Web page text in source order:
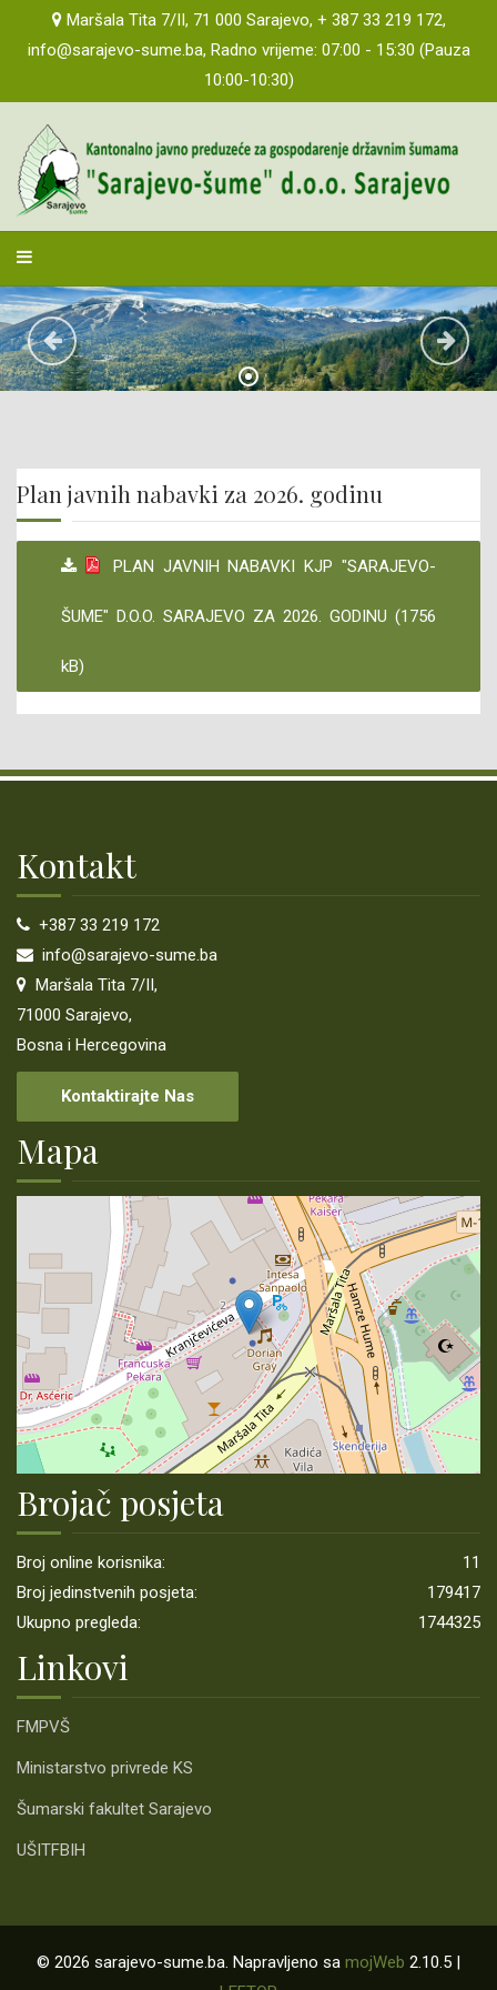
Maršala Tita 7/II, 71 000 Sarajevo, + 387 33 219 172,
info@sarajevo-sume.ba, Radno vrijeme: 07:00 - 15:30 (Pauza
10:00-10:30)
Plan javnih nabavki za 2026. godinu
PLAN JAVNIH NABAVKI KJP "SARAJEVO-
ŠUME" D.O.O. SARAJEVO ZA 2026. GODINU (1756
kB)
Kontakt
+387 33 219 172
info@sarajevo-sume.ba
Maršala Tita 7/II,
71000 Sarajevo,
Bosna i Hercegovina
Kontaktirajte Nas
Mapa
Brojač posjeta
Broj online korisnika:
11
Broj jedinstvenih posjeta:
179417
Ukupno pregleda:
1744325
Linkovi
FMPVŠ
Ministarstvo privrede KS
Šumarski fakultet Sarajevo
UŠITFBIH
© 2026 sarajevo-sume.ba. Napravljeno sa mojWeb 2.10.5 |
PRAĆENJE REALIZACIJE UGOVORA
POZIVI ZA DOSTAVU PONUDA
AKTI PREDUZEĆA
PROPISI I MIŠLJENJA
2019 GODINA
PLANOVI POSLOVANJA
AKTI O IZVRŠENIM ISPLATAMA
PROCEDURA RJEŠAVANJA NAKNADE ŠTETE
CERTIFIKAT
MONITORING
ŠUMSKOPRIVREDNE OSNOVE
KONTAKT
PRIJAVA KORUPCIJE